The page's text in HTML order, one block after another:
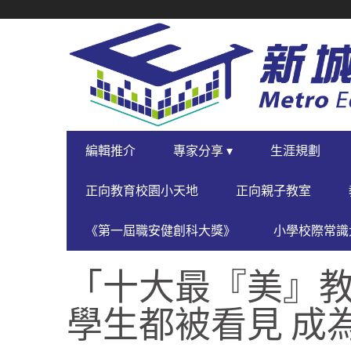
NAVIGATION
PRIMARY
NAVIGATION
編輯推介 專家分享 ▾ 生涯規劃
正向教育校園小天地 正向親子教室
《第一屆職安健創科大獎》 小學校際常
「十大最『美』
學生都被看見 成